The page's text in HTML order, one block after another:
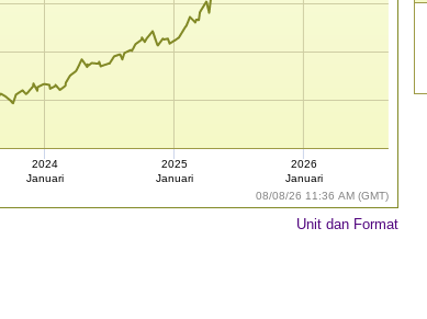
08/08/26 11:36 AM (GMT)
2024
Januari
2025
Januari
2026
Januari
Unit dan Format